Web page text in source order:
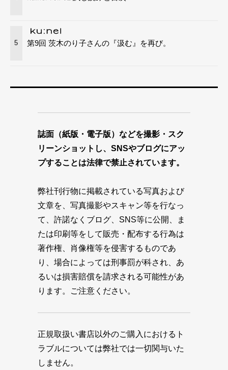
5 第9回 茨木のり子さんの『汲む』を再び。
誌面（紙版・電子版）などを撮影・スク
リーンショットし、SNSやブログにアッ
プすることは法律で禁止されています。
弊社刊行物に掲載されている写真および
文章を、写真撮影やスキャン等を行なっ
て、許諾なくブログ、SNS等に公開、ま
たは印刷等をして販売・配布する行為は
著作権、肖像権等を侵害するものであ
り、場合によっては刑事罰が科され、あ
るいは損害賠償を請求される可能性があ
ります。ご注意ください。
正規取扱い書店以外のご購入におけるト
ラブルについては弊社では一切関与いた
しません。